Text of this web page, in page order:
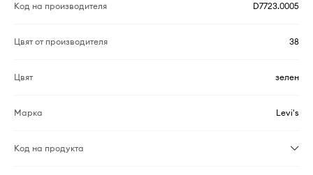
Код на производителя D7723.0005
Цвят от производителя 38
Цвят зелен
Марка Levi's
Код на продукта